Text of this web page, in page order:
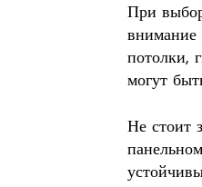
При
внимание
потолки,
могут
Не стоит